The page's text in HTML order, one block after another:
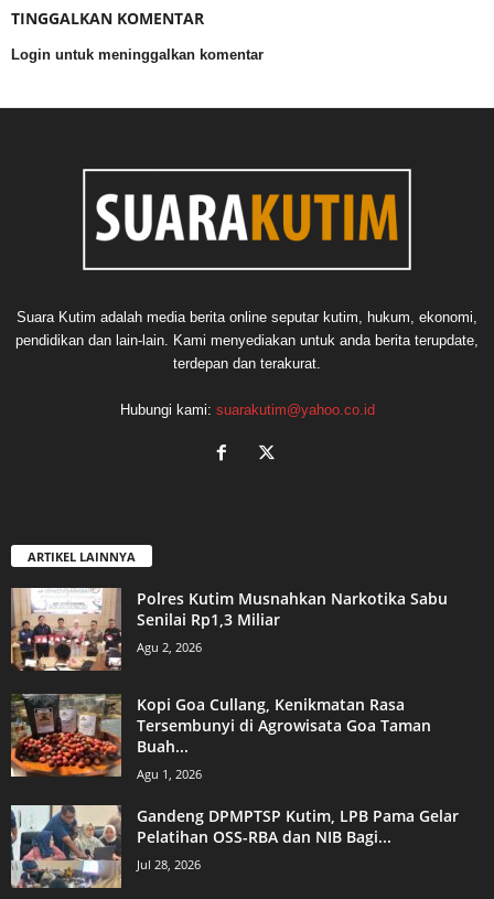
TINGGALKAN KOMENTAR
Login untuk meninggalkan komentar
Suara Kutim adalah media berita online seputar kutim, hukum, ekonomi,
pendidikan dan lain-lain. Kami menyediakan untuk anda berita terupdate,
terdepan dan terakurat.
Hubungi kami: suarakutim@yahoo.co.id
ARTIKEL LAINNYA
Polres Kutim Musnahkan Narkotika Sabu
Senilai Rp1,3 Miliar
Agu 2, 2026
Kopi Goa Cullang, Kenikmatan Rasa
Tersembunyi di Agrowisata Goa Taman
Buah...
Agu 1, 2026
Gandeng DPMPTSP Kutim, LPB Pama Gelar
Pelatihan OSS-RBA dan NIB Bagi...
Jul 28, 2026